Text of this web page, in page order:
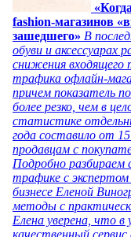
fashion-магазинов
зашедшего» В
обуви и аксессуарах
снижения входящего
трафика офлайн-
причем показатель
более резко, чем в
статистике
года составило от
продавцам с
Подробно разбираем
трафике с
бизнесе Еленой
методы с
Елена уверена, что